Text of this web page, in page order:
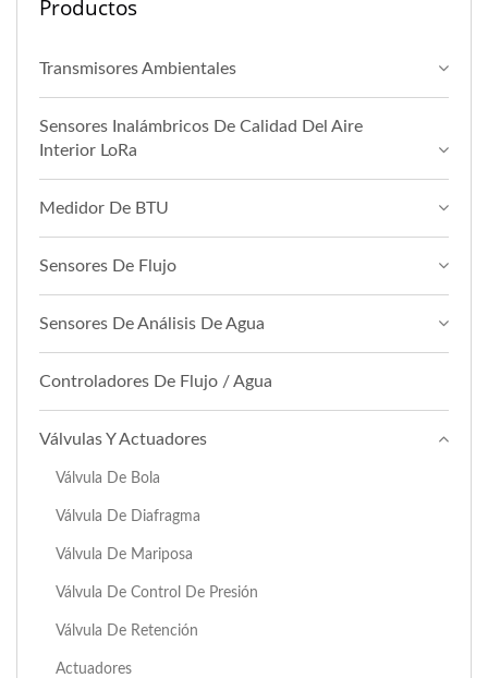
Productos
Transmisores Ambientales
Sensores Inalámbricos De Calidad Del Aire
Interior LoRa
Medidor De BTU
Sensores De Flujo
Sensores De Análisis De Agua
Controladores De Flujo / Agua
Válvulas Y Actuadores
Válvula De Bola
Válvula De Diafragma
Válvula De Mariposa
Válvula De Control De Presión
Válvula De Retención
Actuadores